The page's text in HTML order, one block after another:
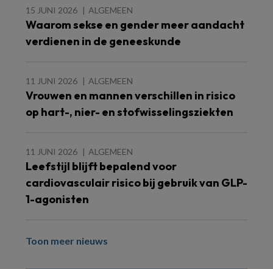
15 JUNI 2026 ALGEMEEN
Waarom sekse en gender meer aandacht
verdienen in de geneeskunde
11 JUNI 2026 ALGEMEEN
Vrouwen en mannen verschillen in risico
op hart-, nier- en stofwisselingsziekten
11 JUNI 2026 ALGEMEEN
Leefstijl blijft bepalend voor
cardiovasculair risico bij gebruik van GLP-
1-agonisten
Toon meer nieuws